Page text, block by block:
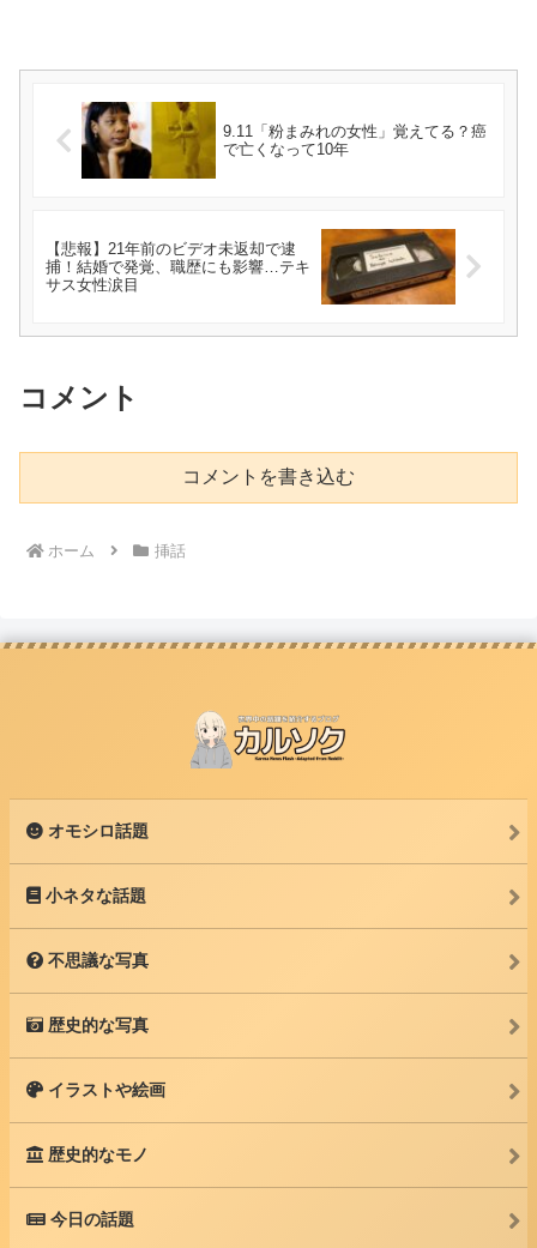
9.11「粉まみれの女性」覚えてる？癌
で亡くなって10年
【悲報】21年前のビデオ未返却で逮
捕！結婚で発覚、職歴にも影響…テキ
サス女性涙目
コメント
コメントを書き込む
ホーム 挿話
オモシロ話題
小ネタな話題
不思議な写真
歴史的な写真
イラストや絵画
歴史的なモノ
今日の話題